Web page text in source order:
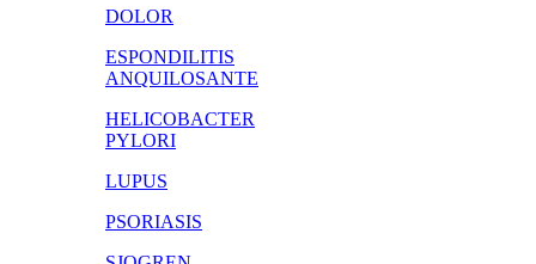
DOLOR
ESPONDILITIS
ANQUILOSANTE
HELICOBACTER
PYLORI
LUPUS
PSORIASIS